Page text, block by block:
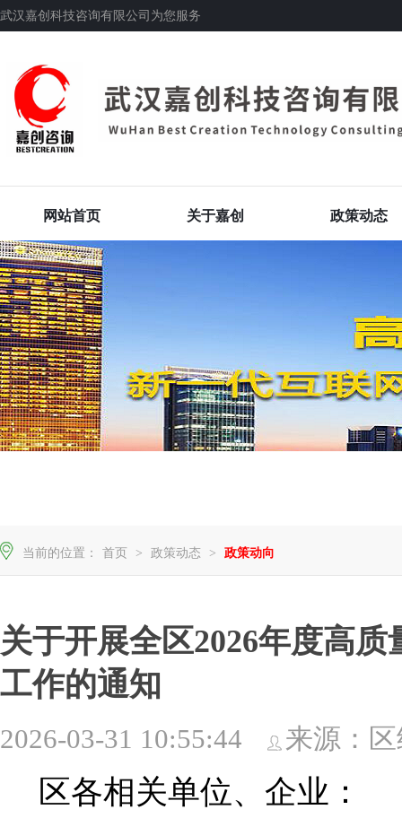
武汉嘉创科技咨询有限公司为您服务
网站首页 关于嘉创 政策动态
当前的位置： 首页 > 政策动态 > 政策动向
关于开展全区2026年度高
工作的通知
2026-03-31 10:55:44 来源：
区各相关单位、企业：